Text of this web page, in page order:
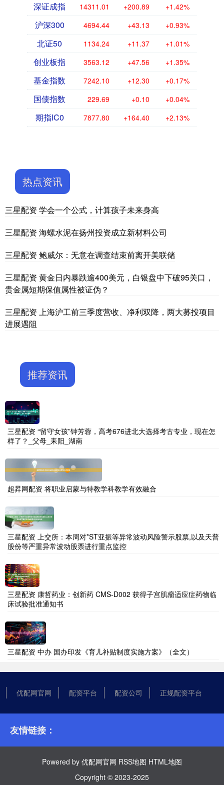
深证成指 14311.01 +200.89 +1.42%
沪深300 4694.44 +43.13 +0.93%
北证50 1134.24 +11.37 +1.01%
创业板指 3563.12 +47.56 +1.35%
基金指数 7242.10 +12.30 +0.17%
国债指数 229.69 +0.10 +0.04%
期指IC0 7877.80 +164.40 +2.13%
热点资讯
三星配资 学会一个公式，计算孩子未来身高
三星配资 海螺水泥在扬州投资成立新材料公司
三星配资 鲍威尔：无意在调查结束前离开美联储
三星配资 黄金日内暴跌逾400美元，白银盘中下破95关口，
贵金属短期保值属性被证伪？
三星配资 上海沪工前三季度营收、净利双降，两大募投项目
进展遇阻
推荐资讯
三星配资 “留守女孩”钟芳蓉，高考676进北大选择考古专业，现在怎
样了？_父母_耒阳_湖南
超昇网配资 将职业启蒙与特教学科教学有效融合
三星配资 上交所：本周对*ST亚振等异常波动风险警示股票,以及天普
股份等严重异常波动股票进行重点监控
三星配资 康哲药业：创新药 CMS-D002 获得子宫肌瘤适应症药物临
床试验批准通知书
三星配资 中办 国办印发《育儿补贴制度实施方案》（全文）
优配网官网 配资平台 配资公司 正规配资平台
友情链接：
Powered by 优配网官网 RSS地图 HTML地图
Copyright © 2023-2025